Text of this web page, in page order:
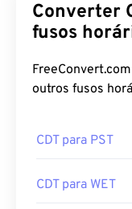
Converter
fusos
outros fusos
CDT para PST
CDT para WET